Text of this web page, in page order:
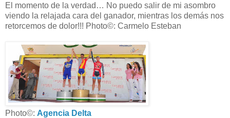
El momento de la verdad… No puedo salir de mi asombro
viendo la relajada cara del ganador, mientras los demás nos
retorcemos de dolor!!! Photo©: Carmelo Esteban
Photo©: Agencia Delta